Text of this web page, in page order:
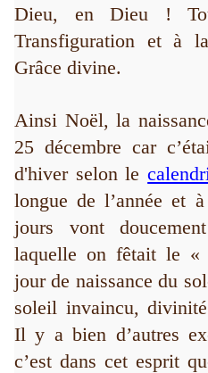
Dieu, en Dieu !
Transfiguration et à
Grâce divine.
Ainsi Noël, la
25 décembre car
d'hiver selon le
longue de l’année et
jours vont
laquelle on fêtait le «
jour de naissance du
soleil invaincu,
Il y a bien d’autres
c’est dans cet esprit